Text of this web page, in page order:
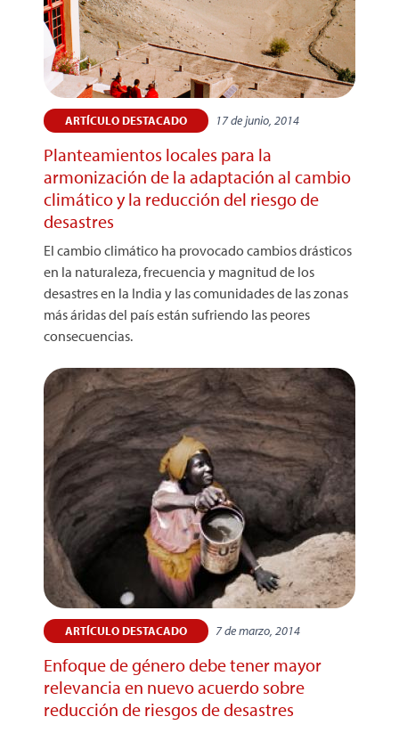
ARTÍCULO DESTACADO 17 de junio, 2014
Planteamientos locales para la
armonización de la adaptación al cambio
climático y la reducción del riesgo de
desastres
El cambio climático ha provocado cambios drásticos
en la naturaleza, frecuencia y magnitud de los
desastres en la India y las comunidades de las zonas
más áridas del país están sufriendo las peores
consecuencias.
ARTÍCULO DESTACADO 7 de marzo, 2014
Enfoque de género debe tener mayor
relevancia en nuevo acuerdo sobre
reducción de riesgos de desastres